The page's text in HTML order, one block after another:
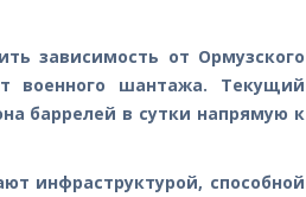
зависимость от Ормузского
военного шантажа. Текущий
баррелей в сутки напрямую к
инфраструктурой, способной